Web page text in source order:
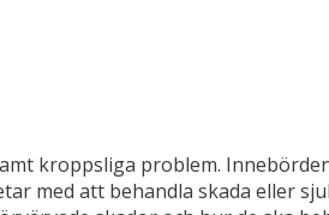
kroppsliga problem.
med att behandla skada eller